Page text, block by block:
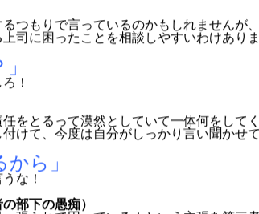
つもりで言っているのかもしれませんが
司に困ったことを相談しやすいわけありま
」
！
をとるって漠然としていて一体何をして
けて、今度は自分がしっかり言い聞かせ
ら」
な！